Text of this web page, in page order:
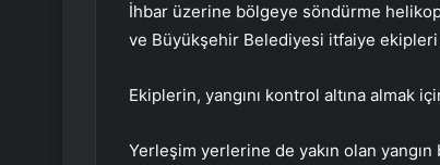
İhbar üzerine bölgeye söndürme
ve Büyükşehir Belediyesi itfaiye
Ekiplerin, yangını kontrol altına almak
Yerleşim yerlerine de yakın olan